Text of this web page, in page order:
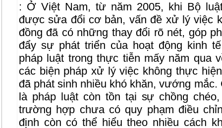
: Ở Việt Nam, từ năm 2005, khi Bộ
được sửa đổi cơ bản, vấn đề xử lý việc
đồng đã có những thay đổi rõ nét, góp
đẩy sự phát triển của hoạt động kinh
pháp luật trong thực tiễn mấy năm qua
các biện pháp xử lý việc không thực
đã phát sinh nhiều khó khăn, vướng mắc.
là pháp luật còn tồn tại sự chồng
trường hợp chưa có quy phạm điều
định còn có thể hiểu theo nhiều cách